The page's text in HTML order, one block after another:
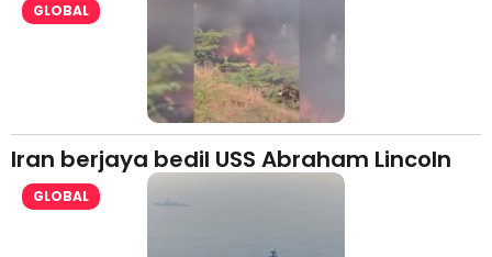
GLOBAL
Iran berjaya bedil USS Abraham Lincoln
GLOBAL